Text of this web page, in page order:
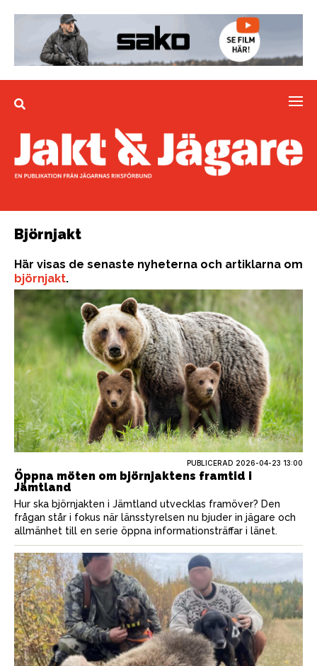
Björnjakt
Här visas de senaste nyheterna och artiklarna om
björnjakt.
PUBLICERAD 2026-04-23 13:00
Öppna möten om björnjaktens framtid i
Jämtland
Hur ska björnjakten i Jämtland utvecklas framöver? Den
frågan står i fokus när länsstyrelsen nu bjuder in jägare och
allmänhet till en serie öppna informationsträffar i länet.